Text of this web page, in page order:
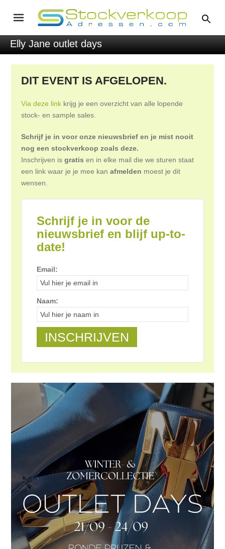
Elly Jane outlet days
DIT EVENT IS AFGELOPEN.
Via deze link krijg je een overzicht van alle lopende
stock- en sample sales.
Schrijf je in voor onze nieuwsbrief en je mist nooit
nog een stockverkoop zoals deze.
Inschrijven isgratis en in elke mail die we sturen staat
een link waar je je mee kanafmelden moest je dit
wensen.
Schrijf je in voor de
nieuwsbrief en blijf up-to-
date!
Email:
Naam: